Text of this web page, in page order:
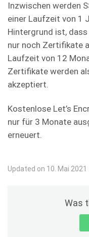
Inzwischen werden
einer Laufzeit von 1
Hintergrund ist,
nur noch Zertifikate
Laufzeit von 12
Zertifikate werden
akzeptiert.
Kostenlose Let’s
nur für 3 Monate
erneuert.
Updated on 10. Mai 2021
Was